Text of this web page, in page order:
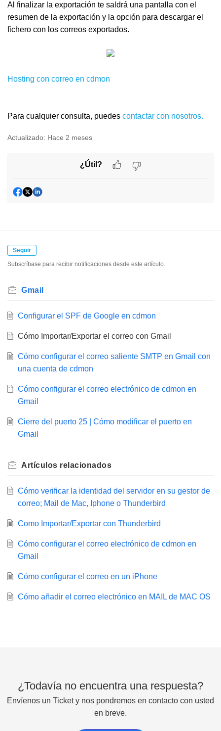
Al finalizar la exportación te saldrá una pantalla con el
resumen de la exportación y la opción para descargar el
fichero con los correos exportados.
Hosting con correo en cdmon
Para cualquier consulta, puedes contactar con nosotros.
Actualizado: Hace 2 meses
¿Útil?
Seguir
Subscríbase para recibir notificaciones desde este artículo.
Gmail
Configurar el SPF de Google en cdmon
Cómo Importar/Exportar el correo con Gmail
Cómo configurar el correo saliente SMTP en Gmail con
una cuenta de cdmon
Cómo configurar el correo electrónico de cdmon en
Gmail
Cierre del puerto 25 | Cómo modificar el puerto en
Gmail
Artículos relacionados
Cómo verificar la identidad del servidor en su gestor de
correo; Mail de Mac, Iphone o Thunderbird
Como Importar/Exportar con Thunderbird
Cómo configurar el correo electrónico de cdmon en
Gmail
Cómo configurar el correo en un iPhone
Cómo añadir el correo electrónico en MAIL de MAC OS
¿Todavía no encuentra una respuesta?
Envíenos un Ticket y nos pondremos en contacto con usted
en breve.